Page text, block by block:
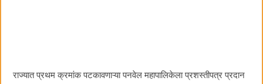
राज्यात प्रथम क्रमांक पटकावणाऱ्या पनवेल महापालिकेला प्रशस्तीपत्र प्रदान